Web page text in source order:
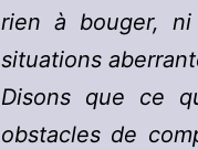
rien à bouger,
situations
Disons que ce
obstacles de